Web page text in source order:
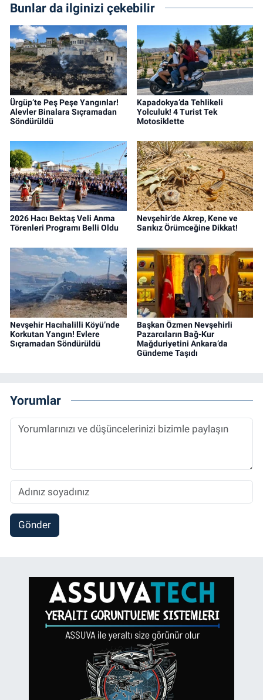
Bunlar da ilginizi çekebilir
Ürgüp’te Peş Peşe Yangınlar!
Alevler Binalara Sıçramadan
Söndürüldü
Kapadokya’da Tehlikeli
Yolculuk! 4 Turist Tek
Motosiklette
2026 Hacı Bektaş Veli Anma
Törenleri Programı Belli Oldu
Nevşehir’de Akrep, Kene ve
Sarıkız Örümceğine Dikkat!
Nevşehir Hacıhalilli Köyü’nde
Korkutan Yangın! Evlere
Sıçramadan Söndürüldü
Başkan Özmen Nevşehirli
Pazarcıların Bağ-Kur
Mağduriyetini Ankara’da
Gündeme Taşıdı
Yorumlar
Gönder